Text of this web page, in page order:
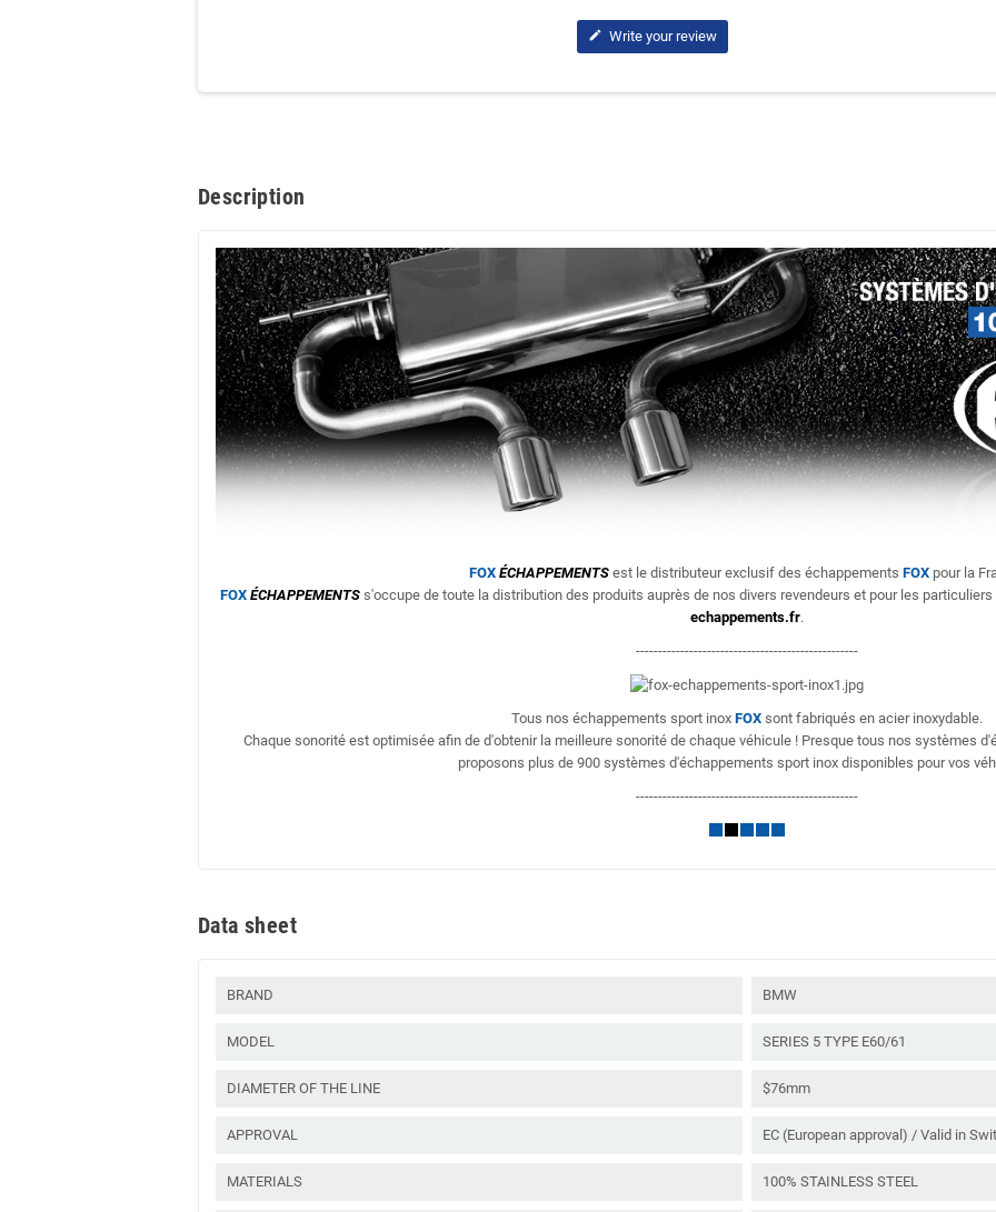
edit Write your review
Description
FOX ÉCHAPPEMENTS est le distributeur exclusif des échappements FOX pour la
FOX ÉCHAPPEMENTSs'occupe de toute la distribution des produits auprès de nos divers revendeurs et pour les
echappements.fr.
--------------------------------------------------
Tous nos échappements sport inox FOX sont fabriqués en acier inoxydable.
Chaque sonorité est optimisée afin de d'obtenir la meilleure sonorité de chaque véhicule ! Presque tous nos systèmes
proposons plus de 900 systèmes d'échappements sport inox disponibles pour vos
--------------------------------------------------
Data sheet
BRAND BMW
MODEL SERIES 5 TYPE E60/61
DIAMETER OF THE LINE $76mm
APPROVAL EC (European approval) / Valid in
MATERIALS 100% STAINLESS STEEL